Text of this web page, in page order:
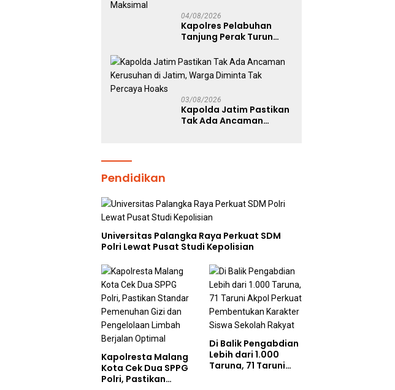
04/08/2026
Kapolres Pelabuhan
Tanjung Perak Turun
Pastikan Penanganan
Kebakaran KM Mutiara
Sentosa 2 Berjalan
03/08/2026
Kapolda Jatim Pastikan
Tak Ada Ancaman
Pendidikan
Universitas Palangka Raya Perkuat SDM
Polri Lewat Pusat Studi Kepolisian
Kapolresta Malang
Kota Cek Dua SPPG
Polri, Pastikan
Di Balik Pengabdian
Lebih dari 1.000
Taruna, 71 Taruni